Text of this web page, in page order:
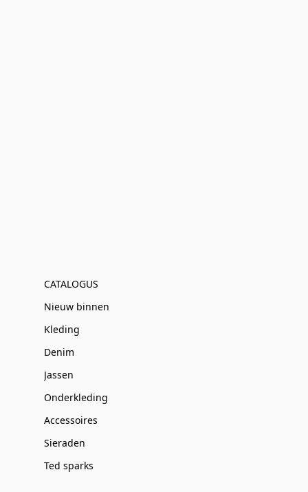
CATALOGUS
Nieuw binnen
Kleding
Denim
Jassen
Onderkleding
Accessoires
Sieraden
Ted sparks